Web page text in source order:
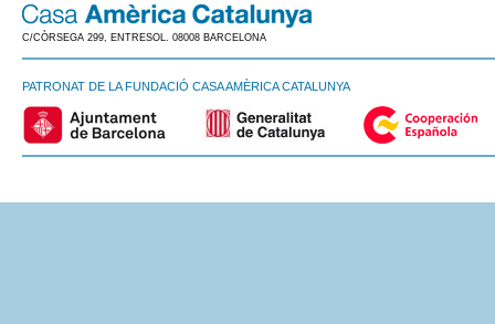
C/CÒRSEGA 299, ENTRESOL. 08008 BARCELONA
PATRONAT DE LA FUNDACIÓ CASA AMÈRICA CATALUNYA